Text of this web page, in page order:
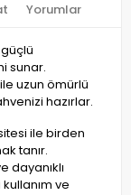
Yorumlar
güçlü
sunar.
uzun ömürlü
hazırlar.
ile birden
tanır.
dayanıklı
ve